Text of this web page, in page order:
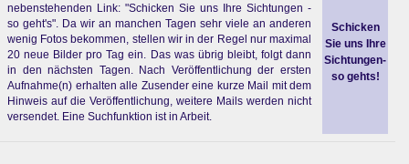
nebenstehenden Link: "Schicken Sie uns Ihre Sichtungen -
so geht's". Da wir an manchen Tagen sehr viele an anderen
wenig Fotos bekommen, stellen wir in der Regel nur maximal
20 neue Bilder pro Tag ein. Das was übrig bleibt, folgt dann
in den nächsten Tagen. Nach Veröffentlichung der ersten
Aufnahme(n) erhalten alle Zusender eine kurze Mail mit dem
Hinweis auf die Veröffentlichung, weitere Mails werden nicht
versendet. Eine Suchfunktion ist in Arbeit.
Schicken
Sie uns Ihre
Sichtungen-
so gehts!